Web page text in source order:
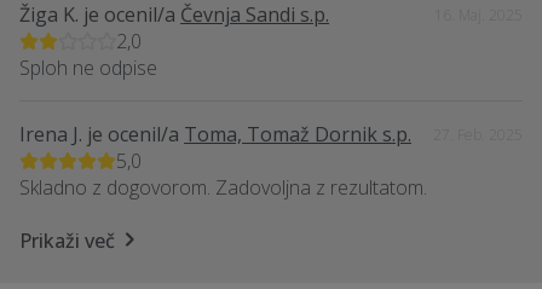
Žiga K. je ocenil/a Čevnja Sandi s.p.
2,0
Sploh ne odpise
Irena J. je ocenil/a Toma, Tomaž Dornik s.p.
5,0
Skladno z dogovorom. Zadovoljna z rezultatom.
Prikaži več